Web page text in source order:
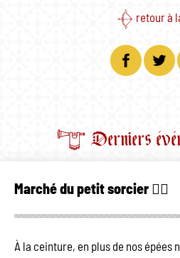
retour à
Derniers
Marché du petit sorcier 🧙‍♂️
À la ceinture, en plus de nos épées